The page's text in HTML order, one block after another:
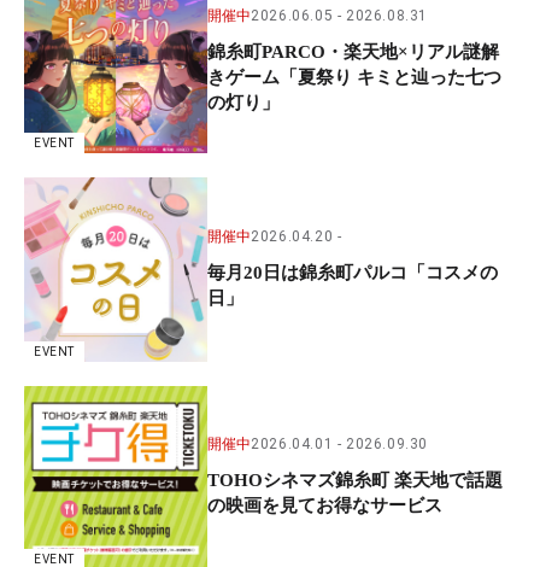
EVENT
開催中2026.06.05 2026.08.31
錦糸町PARCO・楽天地×リアル謎解
きゲーム「夏祭り キミと辿った七つ
の灯り」
EVENT
開催中2026.04.20
毎月20日は錦糸町パルコ「コスメの
日」
EVENT
開催中2026.04.01 2026.09.30
TOHOシネマズ錦糸町 楽天地で話題
の映画を見てお得なサービス